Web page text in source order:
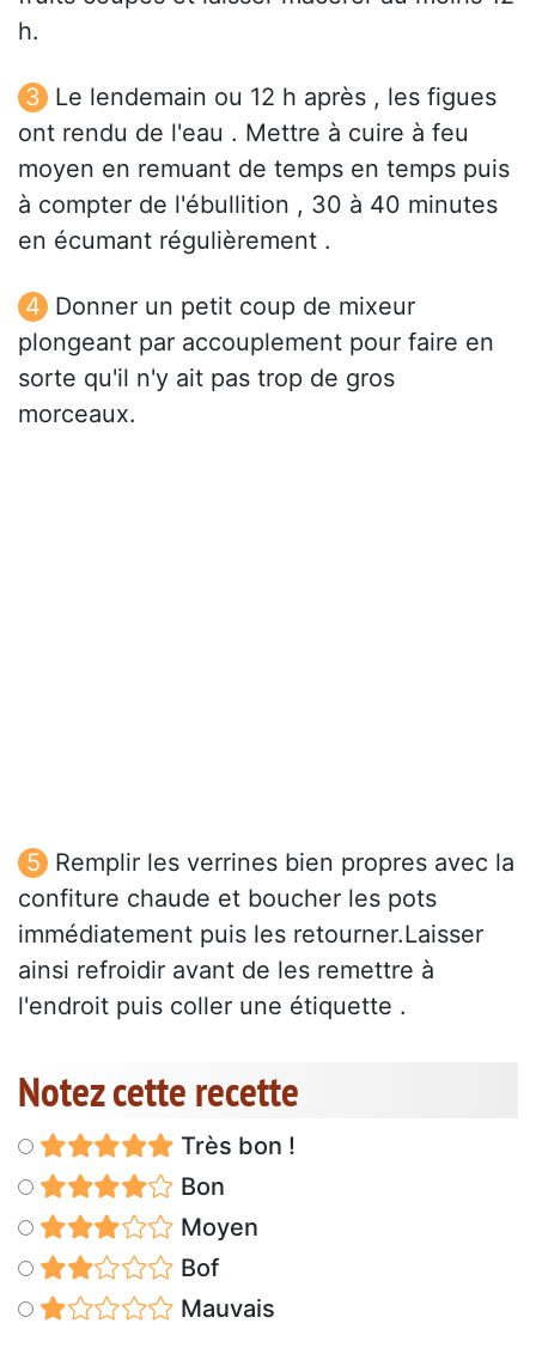
h.
Le lendemain ou 12 h après , les figues
ont rendu de l'eau . Mettre à cuire à feu
moyen en remuant de temps en temps puis
à compter de l'ébullition , 30 à 40 minutes
en écumant régulièrement .
Donner un petit coup de mixeur
plongeant par accouplement pour faire en
sorte qu'il n'y ait pas trop de gros
morceaux.
Remplir les verrines bien propres avec la
confiture chaude et boucher les pots
immédiatement puis les retourner.Laisser
ainsi refroidir avant de les remettre à
l'endroit puis coller une étiquette .
Notez cette recette
Très bon !
Bon
Moyen
Bof
Mauvais